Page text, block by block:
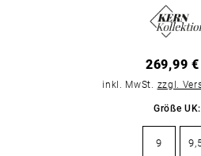
269,99
inkl. MwSt. zzgl.
Größe UK:
9